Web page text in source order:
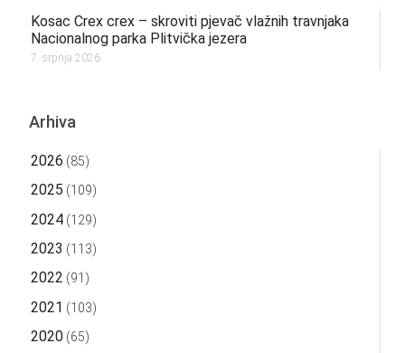
Kosac Crex crex – skroviti pjevač vlažnih travnjaka
Nacionalnog parka Plitvička jezera
7. srpnja 2026.
Arhiva
2026 (85)
2025 (109)
2024(129)
2023 (113)
2022 (91)
2021 (103)
2020(65)